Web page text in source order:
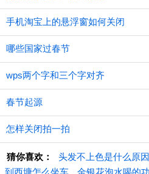
手机淘宝上的悬浮窗如何关闭
哪些国家过春节
wps两个字和三个字对齐
春节起源
怎样关闭拍一拍
猜你喜欢： ​头发不上色是什么原因
到西塘怎么坐车
金银花泡水喝的